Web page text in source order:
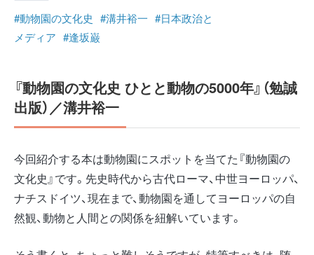
#動物園の文化史 #溝井裕一 #日本政治と
メディア #逢坂巌
『動物園の文化史 ひとと動物の5000年』（勉誠
出版）／溝井裕一
今回紹介する本は動物園にスポットを当てた『動物園の
文化史』です。先史時代から古代ローマ、中世ヨーロッパ、
ナチスドイツ、現在まで、動物園を通してヨーロッパの自
然観、動物と人間との関係を紐解いています。